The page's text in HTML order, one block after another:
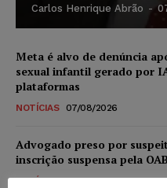
Carlos Henrique Abrão -
Meta é alvo de denúncia
sexual infantil gerado por
plataformas
NOTÍCIAS 07/08/2026
Advogado preso por
inscrição suspensa pela
NOTÍCIAS 07/08/2026